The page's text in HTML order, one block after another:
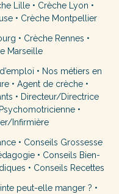
Lille • Crèche Lyon •
• Crèche Montpellier
• Crèche Rennes •
Marseille
• Nos métiers en
• Agent de crèche•
• Directeur/Directrice
•
Infirmière
• Conseils Grossesse
• Conseils Bien-
• Conseils Recettes
peut-elle manger ? •